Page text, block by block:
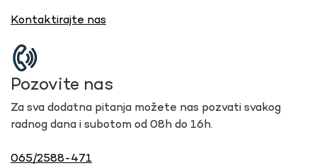
Kontaktirajte nas
Pozovite nas
Za sva dodatna pitanja možete nas pozvati svakog
radnog dana i subotom od 08h do 16h.
065/2588-471